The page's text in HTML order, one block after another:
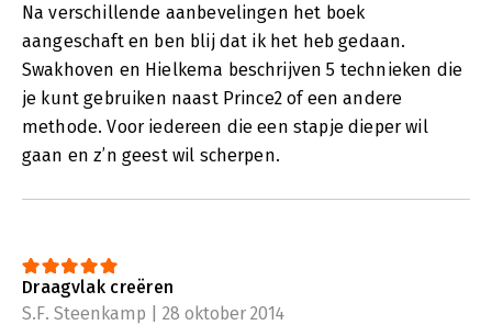
Na verschillende aanbevelingen het boek
aangeschaft en ben blij dat ik het heb gedaan.
Swakhoven en Hielkema beschrijven 5 technieken die
je kunt gebruiken naast Prince2 of een andere
methode. Voor iedereen die een stapje dieper wil
gaan en z’n geest wil scherpen.
Draagvlak creëren
S.F. Steenkamp | 28 oktober 2014